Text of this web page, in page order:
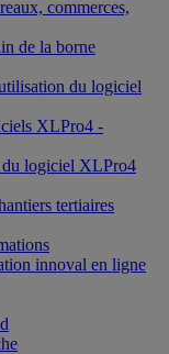
commerces,
de la borne
du logiciel
XLPro4 -
du logiciel XLPro4
tertiaires
innoval en ligne